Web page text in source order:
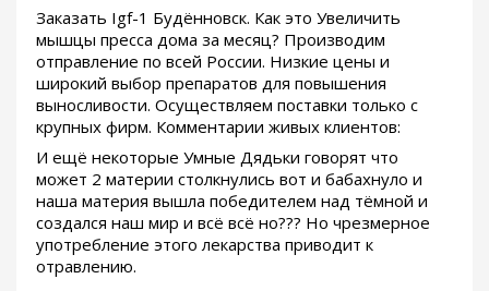
Заказать Igf-1 Будённовск. Как это Увеличить
мышцы пресса дома за месяц? Производим
отправление по всей России. Низкие цены и
широкий выбор препаратов для повышения
выносливости. Осуществляем поставки только с
крупных фирм. Комментарии живых клиентов:
И ещё некоторые Умные Дядьки говорят что
может 2 материи столкнулись вот и бабахнуло и
наша материя вышла победителем над тёмной и
создался наш мир и всё всё но??? Но чрезмерное
употребление этого лекарства приводит к
отравлению.